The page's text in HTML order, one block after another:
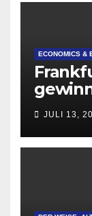
ECONOMICS &
JULI 13,